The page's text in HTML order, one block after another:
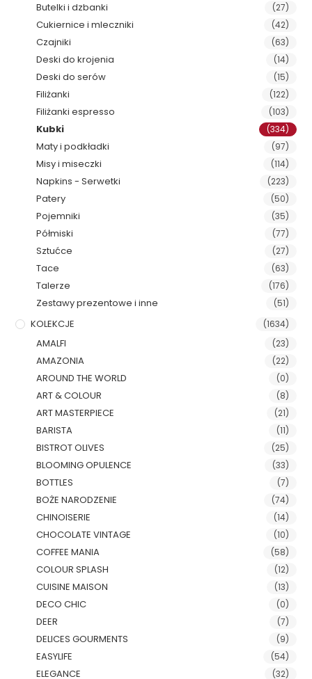
Butelki i dzbanki (27)
Cukiernice i mleczniki (42)
Czajniki (63)
Deski do krojenia (14)
Deski do serów (15)
Filiżanki (122)
Filiżanki espresso (103)
Kubki (334)
Maty i podkładki (97)
Misy i miseczki (114)
Napkins - Serwetki (223)
Patery (50)
Pojemniki (35)
Półmiski (77)
Sztućce (27)
Tace (63)
Talerze (176)
Zestawy prezentowe i inne (51)
KOLEKCJE (1634)
AMALFI (23)
AMAZONIA (22)
AROUND THE WORLD (0)
ART & COLOUR (8)
ART MASTERPIECE (21)
BARISTA (11)
BISTROT OLIVES (25)
BLOOMING OPULENCE (33)
BOTTLES (7)
BOŻE NARODZENIE (74)
CHINOISERIE (14)
CHOCOLATE VINTAGE (10)
COFFEE MANIA (58)
COLOUR SPLASH (12)
CUISINE MAISON (13)
DECO CHIC (0)
DEER (7)
DELICES GOURMENTS (9)
EASYLIFE (54)
ELEGANCE (32)